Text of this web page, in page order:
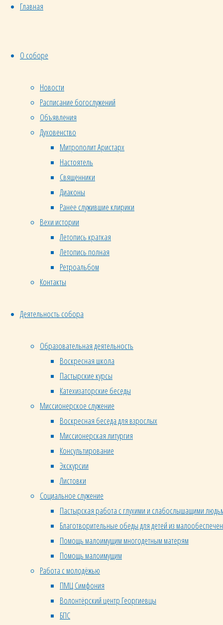
Главная
О соборе
Новости
Расписание богослужений
Объявления
Духовенство
Митрополит Аристарх
Настоятель
Священники
Диаконы
Ранее служившие клирики
Вехи истории
Летопись краткая
Летопись полная
Ретроальбом
Контакты
Деятельность собора
Образовательная деятельность
Воскресная школа
Пастырские курсы
Катехизаторские беседы
Миссионерское служение
Воскресная беседа для взрослых
Миссионерская литургия
Консультирование
Экскурсии
Листовки
Социальное служение
Пастырская работа с глухими и слабослышащими
Благотворительные обеды для детей из
Помощь малоимущим многодетным матерям
Помощь малоимущим
Работа с молодёжью
ПМЦ Симфония
Волонтёрский центр Георгиевцы
БПС